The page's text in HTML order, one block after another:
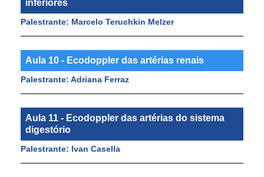
inferiores
Palestrante: Marcelo Teruchkin Melzer
Aula 10 - Ecodoppler das artérias renais
Palestrante: Adriana Ferraz
Aula 11 - Ecodoppler das artérias do sistema
digestório
Palestrante: Ivan Casella